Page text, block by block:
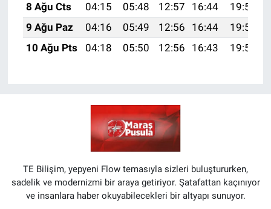
8 Ağu Cts
04:15 05:48 12:57 16:44 19:55
9 Ağu Paz
04:16 05:49 12:56 16:44 19:54
10 Ağu Pts
04:18 05:50 12:56 16:43 19:53
TE Bilişim, yepyeni Flow temasıyla sizleri buluştururken,
sadelik ve modernizmi bir araya getiriyor. Şatafattan kaçınıyor
ve insanlara haber okuyabilecekleri bir altyapı sunuyor.